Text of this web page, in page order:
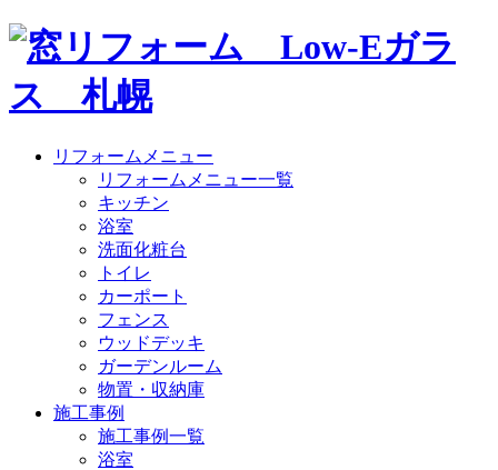
リフォームメニュー
リフォームメニュー一覧
キッチン
浴室
洗面化粧台
トイレ
カーポート
フェンス
ウッドデッキ
ガーデンルーム
物置・収納庫
施工事例
施工事例一覧
浴室